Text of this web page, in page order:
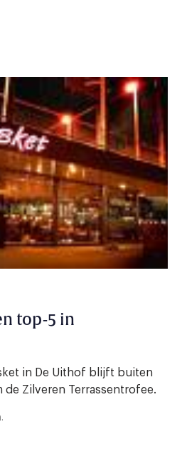
top-5 in
in De Uithof blijft buiten
Zilveren Terrassentrofee.